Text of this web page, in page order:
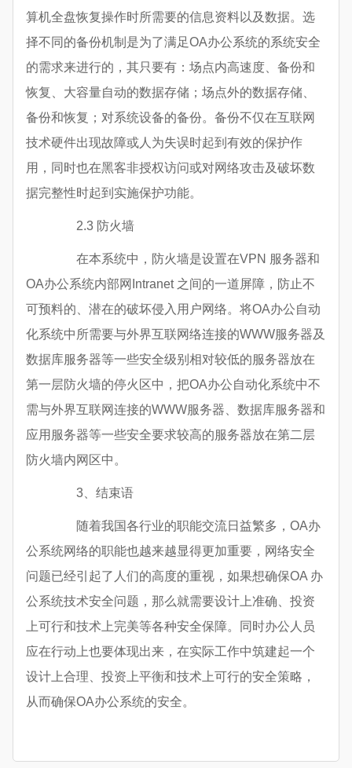
算机全盘恢复操作时所需要的信息资料以及数据。选
择不同的备份机制是为了满足OA办公系统的系统安全
的需求来进行的，其只要有：场点内高速度、备份和
恢复、大容量自动的数据存储；场点外的数据存储、
备份和恢复；对系统设备的备份。备份不仅在互联网
技术硬件出现故障或人为失误时起到有效的保护作
用，同时也在黑客非授权访问或对网络攻击及破坏数
据完整性时起到实施保护功能。
2.3 防火墙
在本系统中，防火墙是设置在VPN 服务器和
OA办公系统内部网Intranet 之间的一道屏障，防止不
可预料的、潜在的破坏侵入用户网络。将OA办公自动
化系统中所需要与外界互联网络连接的WWW服务器及
数据库服务器等一些安全级别相对较低的服务器放在
第一层防火墙的停火区中，把OA办公自动化系统中不
需与外界互联网连接的WWW服务器、数据库服务器和
应用服务器等一些安全要求较高的服务器放在第二层
防火墙内网区中。
3、结束语
随着我国各行业的职能交流日益繁多，OA办
公系统网络的职能也越来越显得更加重要，网络安全
问题已经引起了人们的高度的重视，如果想确保OA 办
公系统技术安全问题，那么就需要设计上准确、投资
上可行和技术上完美等各种安全保障。同时办公人员
应在行动上也要体现出来，在实际工作中筑建起一个
设计上合理、投资上平衡和技术上可行的安全策略，
从而确保OA办公系统的安全。